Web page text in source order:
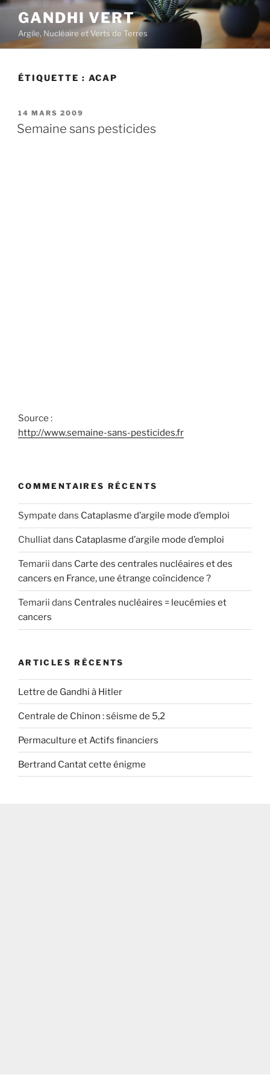
Aller
contenu
principal
GANDHI VERT
Argile, Nucléaire et Verts de Terres
ÉTIQUETTE : ACAP
PUBLIÉ
LE
14 MARS 2009
Semaine sans pesticides
Source :
http://www.semaine-sans-pesticides.fr
COMMENTAIRES RÉCENTS
Sympate dans Cataplasme d’argile mode d’emploi
Chulliatdans Cataplasme d’argile mode d’emploi
Temarii dans Carte des centrales nucléaires et des
cancers en France, une étrange coïncidence ?
Temarii dans Centrales nucléaires = leucémies et
cancers
ARTICLES RÉCENTS
Lettre de Gandhi à Hitler
Centrale de Chinon : séisme de 5,2
Permaculture et Actifs financiers
Bertrand Cantat cette énigme